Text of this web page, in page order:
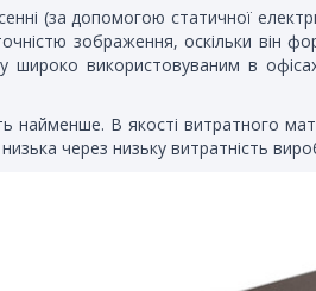
(за допомогою статичної
зображення, оскільки він
широко використовуваним в
найменше. В якості витратного
через низьку витратність